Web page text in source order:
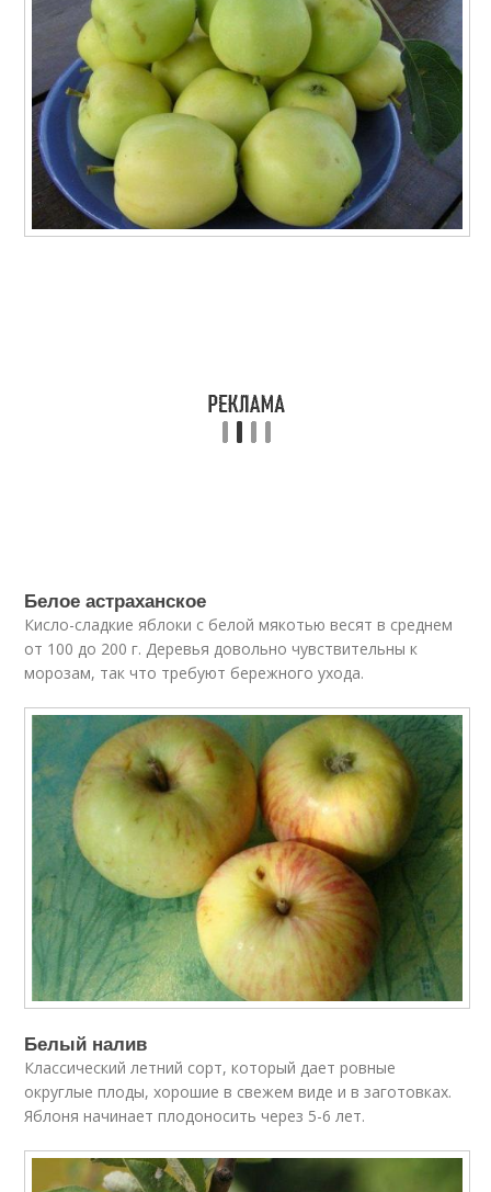
Белое астраханское
Кисло-сладкие яблоки с белой мякотью весят в среднем
от 100 до 200 г. Деревья довольно чувствительны к
морозам, так что требуют бережного ухода.
Белый налив
Классический летний сорт, который дает ровные
округлые плоды, хорошие в свежем виде и в заготовках.
Яблоня начинает плодоносить через 5-6 лет.